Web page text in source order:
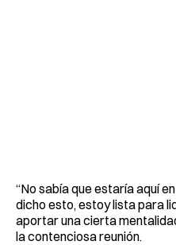
“No sabía que estaría aquí
dicho esto, estoy lista para
aportar una cierta
la contenciosa reunión.